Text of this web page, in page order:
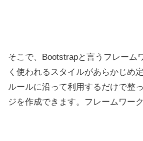
そこで、Bootstrapと言うフレーム
く使われるスタイルがあらかじめ
ルールに沿って利用するだけで整
ジを作成できます。フレームワー